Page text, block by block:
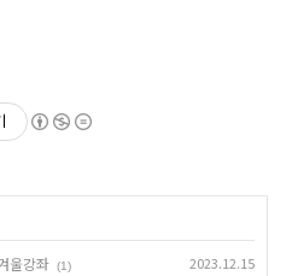
울강좌 (1) 2023.12.15